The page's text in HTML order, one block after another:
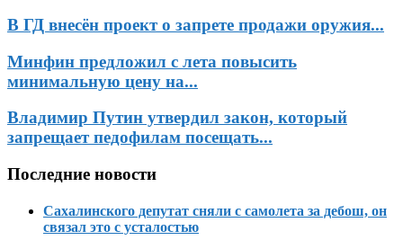
В ГД внесён проект о запрете продажи оружия...
Минфин предложил с лета повысить
минимальную цену на...
Владимир Путин утвердил закон, который
запрещает педофилам посещать...
Последние новости
Сахалинского депутат сняли с самолета за дебош, он
связал это с усталостью